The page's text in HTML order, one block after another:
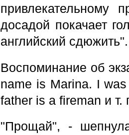
привлекательному
досадой покачает
английский сдюжить".
Воспоминание об
name is Marina. I
father is a fireman и т.
"Прощай", -